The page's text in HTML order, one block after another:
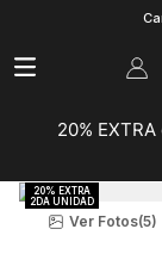
20%
Ver Fotos(5)